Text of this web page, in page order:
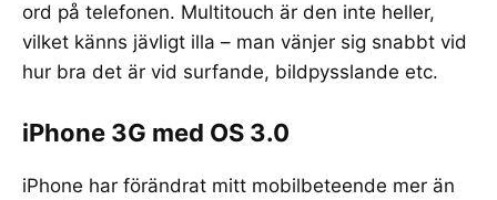
ord på telefonen. Multitouch är den inte heller,
vilket känns jävligt illa – man vänjer sig snabbt vid
hur bra det är vid surfande, bildpysslande etc.
iPhone 3G med OS 3.0
iPhone har förändrat mitt mobilbeteende mer än